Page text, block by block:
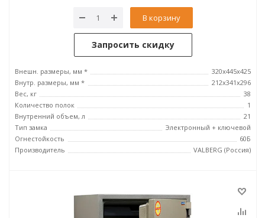
В корзину
Запросить скидку
Внешн. размеры, мм *
320x445x425
Внутр. размеры, мм *
212х341х296
Вес, кг
38
Количество полок
1
Внутренний объем, л
21
Тип замка
Электронный + ключевой
Огнестойкость
60Б
Производитель
VALBERG (Россия)